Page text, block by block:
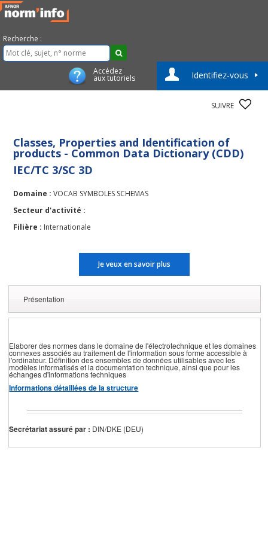
Recherche :
Accédez
aux tutoriels Identifiez-vous
SUIVRE
Classes, Properties and Identification of
products - Common Data Dictionary (CDD)
IEC/TC 3/SC 3D
Domaine : VOCAB SYMBOLES SCHEMAS
Secteur d'activité :
Filière : Internationale
Je veux en savoir plus
Présentation
Elaborer des normes dans le domaine de l'électrotechnique et les domaines
connexes associés au traitement de l'information sous forme accessible à
l'ordinateur. Définition des ensembles de données utilisables avec les
modèles informatisés et la documentation technique, ainsi que pour les
échanges d'informations techniques
Informations détaillées de la structure
Secrétariat assuré par : DIN/DKE (DEU)